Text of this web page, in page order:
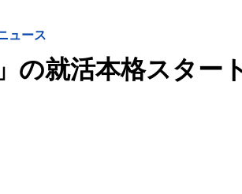
ュース
」の就活本格スタ